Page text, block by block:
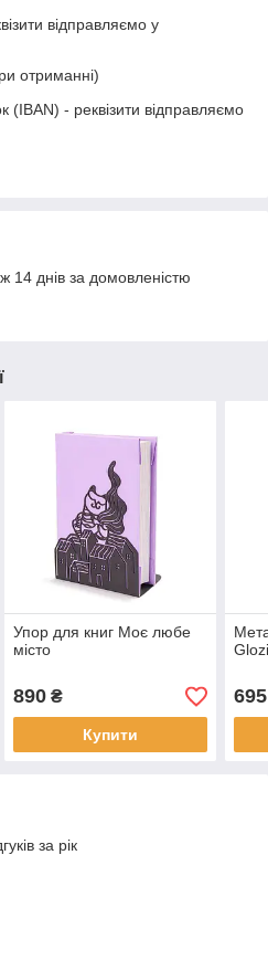
відправляємо у
отриманні)
- реквізити відправляємо
14 днів за домовленістю
Упор для книг Моє любе
місто
890₴
Купити
695
за рік